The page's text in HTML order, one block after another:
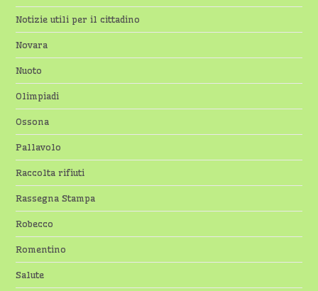
Notizie utili per il cittadino
Novara
Nuoto
Olimpiadi
Ossona
Pallavolo
Raccolta rifiuti
Rassegna Stampa
Robecco
Romentino
Salute